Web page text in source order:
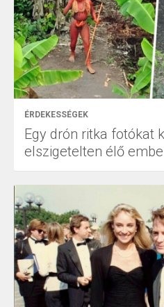
ÉRDEKESSÉGEK
Egy drón ritka fotókat
elszigetelten élő